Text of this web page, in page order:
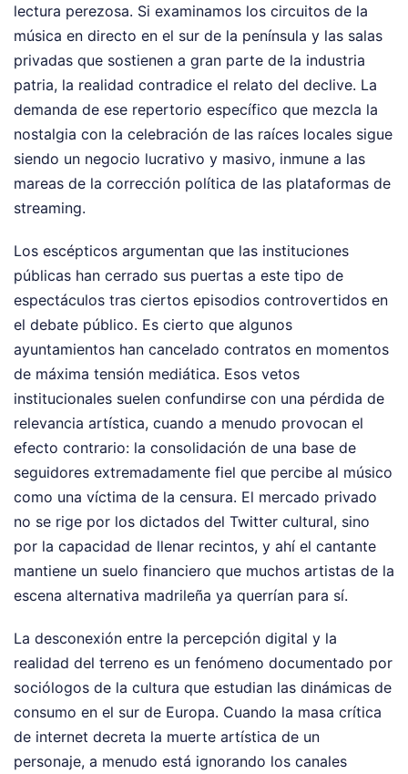
lectura perezosa. Si examinamos los circuitos de la
música en directo en el sur de la península y las salas
privadas que sostienen a gran parte de la industria
patria, la realidad contradice el relato del declive. La
demanda de ese repertorio específico que mezcla la
nostalgia con la celebración de las raíces locales sigue
siendo un negocio lucrativo y masivo, inmune a las
mareas de la corrección política de las plataformas de
streaming.
Los escépticos argumentan que las instituciones
públicas han cerrado sus puertas a este tipo de
espectáculos tras ciertos episodios controvertidos en
el debate público. Es cierto que algunos
ayuntamientos han cancelado contratos en momentos
de máxima tensión mediática. Esos vetos
institucionales suelen confundirse con una pérdida de
relevancia artística, cuando a menudo provocan el
efecto contrario: la consolidación de una base de
seguidores extremadamente fiel que percibe al músico
como una víctima de la censura. El mercado privado
no se rige por los dictados del Twitter cultural, sino
por la capacidad de llenar recintos, y ahí el cantante
mantiene un suelo financiero que muchos artistas de la
escena alternativa madrileña ya querrían para sí.
La desconexión entre la percepción digital y la
realidad del terreno es un fenómeno documentado por
sociólogos de la cultura que estudian las dinámicas de
consumo en el sur de Europa. Cuando la masa crítica
de internet decreta la muerte artística de un
personaje, a menudo está ignorando los canales